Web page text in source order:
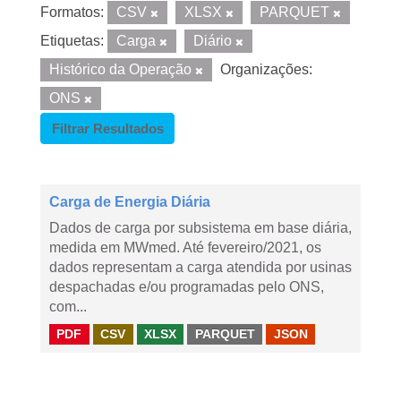
Formatos: CSV XLSX
PARQUET
Etiquetas:
Carga
Diário
Histórico da Operação
Organizações:
ONS
Filtrar Resultados
Carga de Energia Diária
Dados de carga por subsistema em base diária,
medida em MWmed. Até fevereiro/2021, os
dados representam a carga atendida por usinas
despachadas e/ou programadas pelo ONS,
com...
PDF CSV XLSX PARQUET JSON